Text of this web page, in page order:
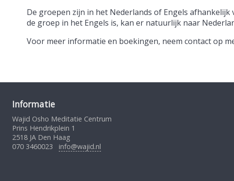
De groepen zijn in het Nederlands of Engels
de groep in het Engels is, kan er natuurlijk naar
Voor meer informatie en boekingen, neem contact op
Informatie
Wajid Osho Meditatie Centrum
Prins Hendrikplein 1
2518 JA Den Haag
070 3460023 info@wajid.nl